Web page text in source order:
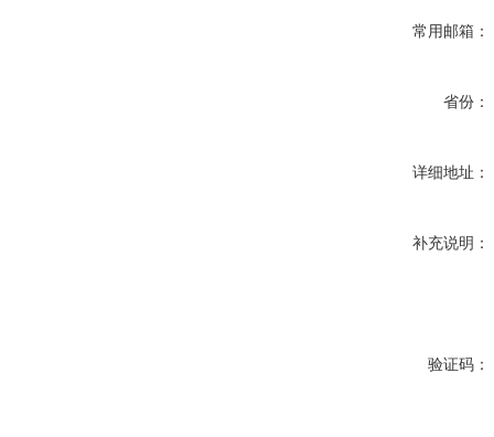
常用邮箱：
省份：
详细地址：
补充说明：
验证码：